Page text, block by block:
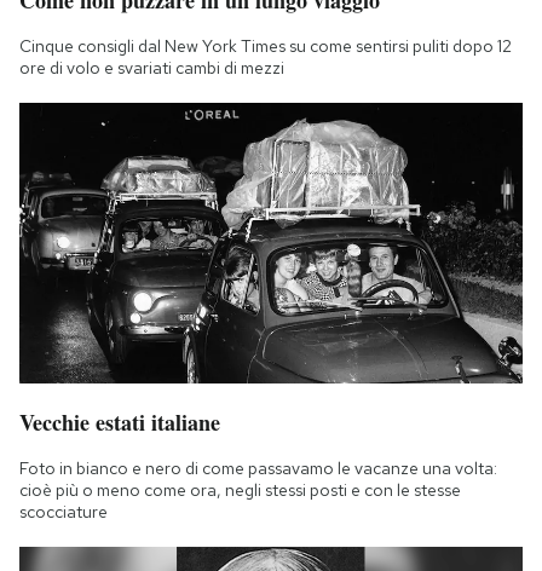
Cinque consigli dal New York Times su come sentirsi puliti dopo 12
ore di volo e svariati cambi di mezzi
Vecchie estati italiane
Foto in bianco e nero di come passavamo le vacanze una volta:
cioè più o meno come ora, negli stessi posti e con le stesse
scocciature